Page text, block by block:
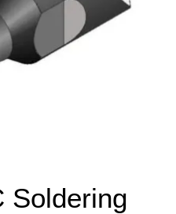
Soldering